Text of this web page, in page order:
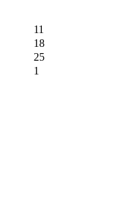
11
18
25
1